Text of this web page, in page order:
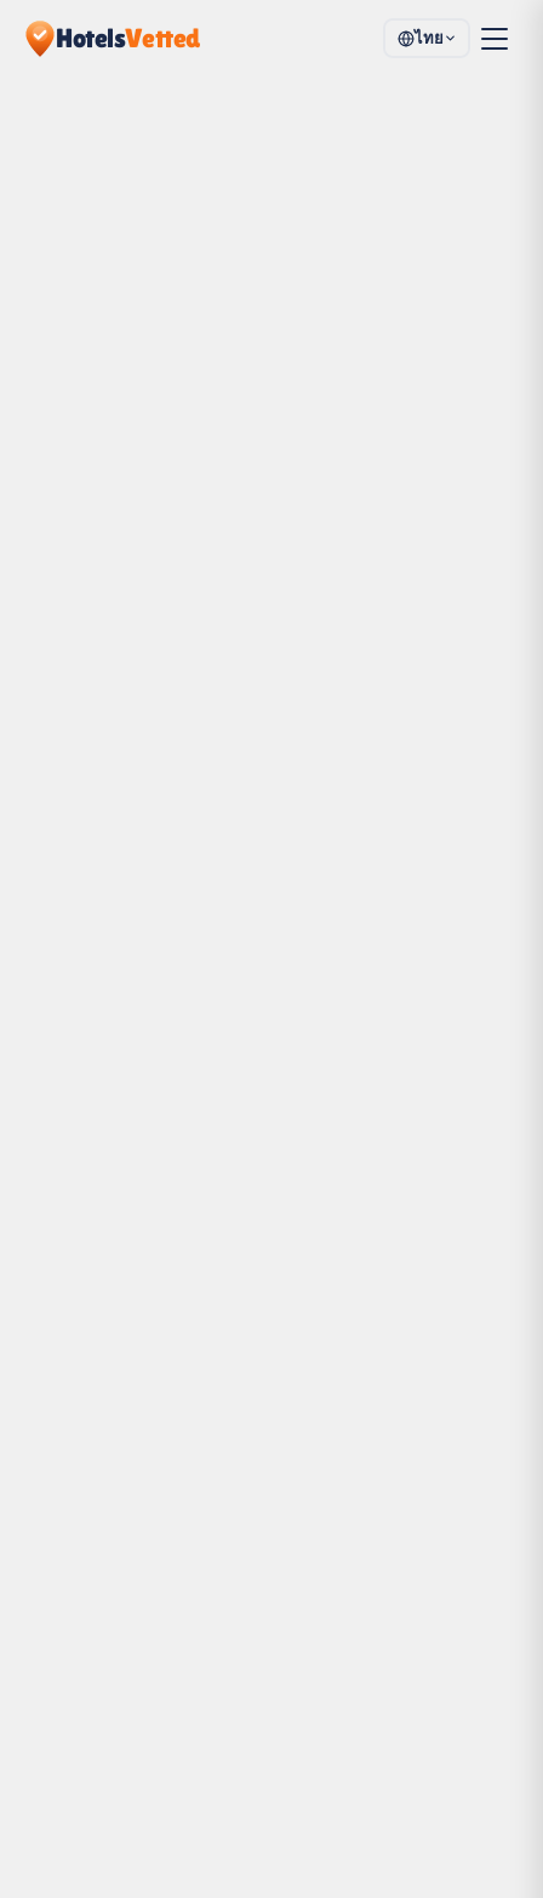
HotelsVetted ไทย